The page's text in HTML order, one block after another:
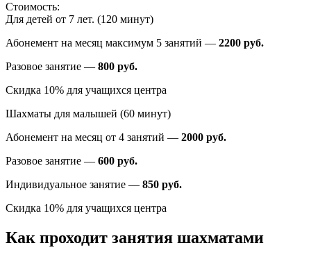
Стоимость:
Для детей от 7 лет. (120 минут)
Абонемент на месяц максимум 5 занятий — 2200 руб.
Разовое занятие — 800 руб.
Скидка 10% для учащихся центра
Шахматы для малышей (60 минут)
Абонемент на месяц от 4 занятий — 2000 руб.
Разовое занятие — 600 руб.
Индивидуальное занятие — 850 руб.
Скидка 10% для учащихся центра
Как проходит занятия шахматами